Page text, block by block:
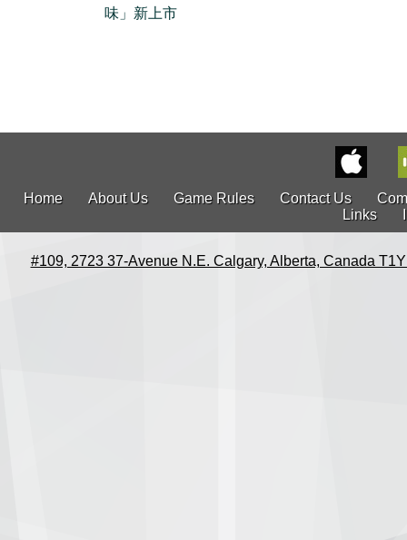
味」新上市
Home About Us Game Rules Contact Us
Links
#109, 2723 37-Avenue N.E. Calgary, Alberta, Canada